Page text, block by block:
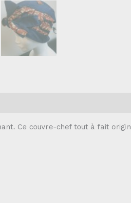
Ce couvre-chef tout à fait